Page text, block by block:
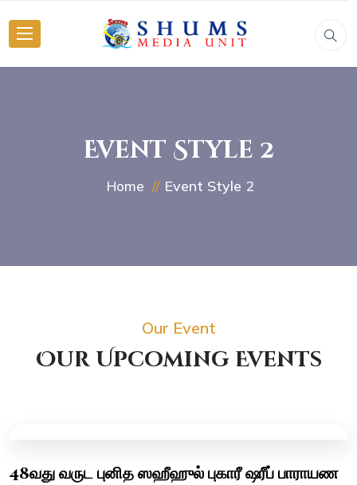
Event Style 2
Home Event Style 2
Our Event
Our Upcoming Events
48வது வருட புனித ஸஹீஹுல் புகாரீ ஷரீப் பாராயண